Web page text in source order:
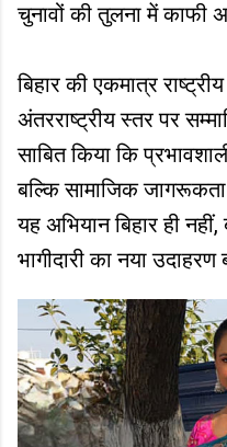
चुनावों की तुलना में काफी
बिहार की एकमात्र
अंतरराष्ट्रीय स्तर पर
साबित किया कि
बल्कि सामाजिक
यह अभियान बिहार ही
भागीदारी का नया